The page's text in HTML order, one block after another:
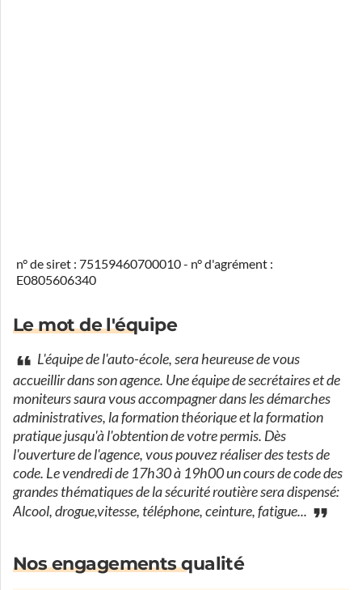
n° de siret : 75159460700010 - n° d'agrément :
E0805606340
Le mot de l'équipe
L'équipe de l'auto-école, sera heureuse de vous
accueillir dans son agence. Une équipe de secrétaires et de
moniteurs saura vous accompagner dans les démarches
administratives, la formation théorique et la formation
pratique jusqu'à l'obtention de votre permis. Dès
l'ouverture de l'agence, vous pouvez réaliser des tests de
code. Le vendredi de 17h30 à 19h00 un cours de code des
grandes thématiques de la sécurité routière sera dispensé:
Alcool, drogue,vitesse, téléphone, ceinture, fatigue...
Nos engagements qualité